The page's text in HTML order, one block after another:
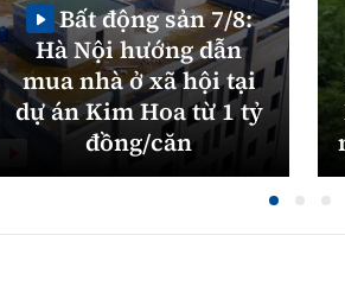
Bất động sản 7/8:
Hà Nội hướng dẫn
mua nhà ở xã hội tại
dự án Kim Hoa từ 1 tỷ
đồng/căn